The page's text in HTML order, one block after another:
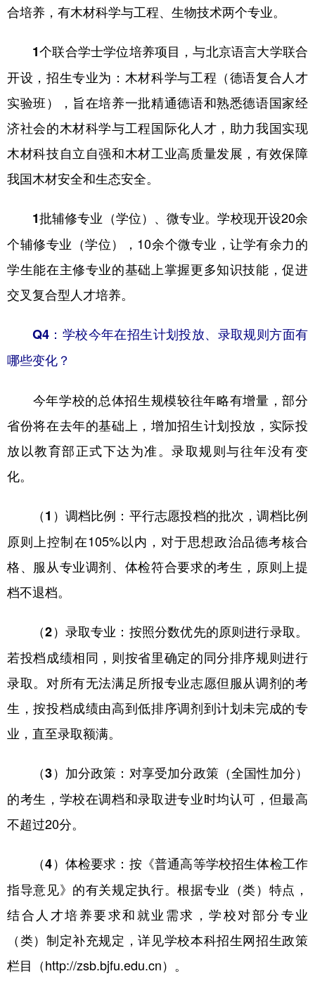
合培养，有木材科学与工程、生物技术两个专业。
1个联合学士学位培养项目 ，与北京语言大学联合
开设，招生专业为：木材科学与工程（德语复合人才
实验班），旨在培养一批精通德语和熟悉德语国家经
济社会的木材科学与工程国际化人才，助力我国实现
木材科技自立自强和木材工业高质量发展，有效保障
我国木材安全和生态安全。
1批辅修专业（学位）、微专业。学校现开设20余
个辅修专业（学位），10余个微专业，让学有余力的
学生能在主修专业的基础上掌握更多知识技能，促进
交叉复合型人才培养。
Q4：学校今年在招生计划投放、录取规则方面有
哪些变化？
今年学校的总体招生规模较往年略有增量，部分
省份将在去年的基础上，增加招生计划投放，实际投
放以教育部正式下达为准。录取规则与往年没有变
化。
（1）调档比例 ：平行志愿投档的批次，调档比例
原则上控制在105%以内，对于思想政治品德考核合
格、服从专业调剂、体检符合要求的考生，原则上提
档不退档。
（2）录取专业 ：按照分数优先的原则进行录取。
若投档成绩相同，则按省里确定的同分排序规则进行
录取。对所有无法满足所报专业志愿但服从调剂的考
生，按投档成绩由高到低排序调剂到计划未完成的专
业，直至录取额满。
（3）加分政策 ：对享受加分政策（全国性加分）
的考生，学校在调档和录取进专业时均认可，但最高
不超过20分。
（4）体检要求 ：按《普通高等学校招生体检工作
指导意见》的有关规定执行。根据专业（类）特点，
结合人才培养要求和就业需求，学校对部分专业
（类）制定补充规定，详见学校本科招生网招生政策
栏目（http://zsb.bjfu.edu.cn）。